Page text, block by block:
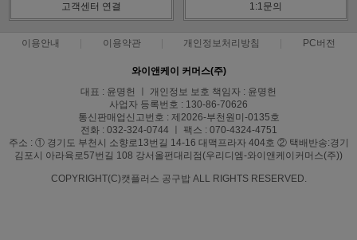
고객센터 연결 1:1문의
이용안내 이용약관 개인정보처리방침 PC버전
와이앤케이 커머스(주)
대표 : 윤명헌 ㅣ 개인정보 보호 책임자 : 윤명헌
사업자 등록번호 : 130-86-70626
통신판매업신고번호 : 제2026-부천원미-0135호
전화 : 032-324-0744 ㅣ 팩스 : 070-4324-4751
주소 : ① 경기도 부천시 소향로13번길 14-16 대맥프라자 404호 ② 택배반송:경기
김포시 아라육로57번길 108 강서올펀대리점(우리디엠-와이앤케이커머스(주))
COPYRIGHT(C)캣플러스 공구밥 ALL RIGHTS RESERVED.